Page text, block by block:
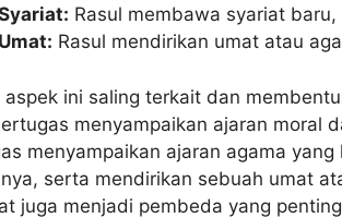
Rasul membawa syariat
Umat: Rasul mendirikan umat atau
aspek ini saling terkait dan
menyampaikan ajaran moral
menyampaikan ajaran agama
serta mendirikan sebuah umat
juga menjadi pembeda yang